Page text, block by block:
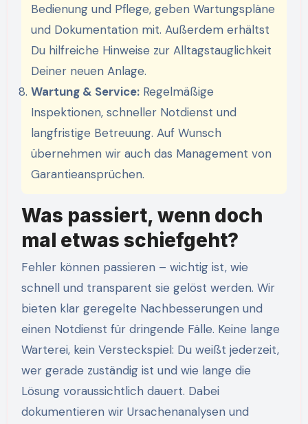
Bedienung und Pflege, geben Wartungspläne
und Dokumentation mit. Außerdem erhältst
Du hilfreiche Hinweise zur Alltagstauglichkeit
Deiner neuen Anlage.
Wartung & Service:Regelmäßige
Inspektionen, schneller Notdienst und
langfristige Betreuung. Auf Wunsch
übernehmen wir auch das Management von
Garantieansprüchen.
Was passiert, wenn doch
mal etwas schiefgeht?
Fehler können passieren – wichtig ist, wie
schnell und transparent sie gelöst werden. Wir
bieten klar geregelte Nachbesserungen und
einen Notdienst für dringende Fälle. Keine lange
Warterei, kein Versteckspiel: Du weißt jederzeit,
wer gerade zuständig ist und wie lange die
Lösung voraussichtlich dauert. Dabei
dokumentieren wir Ursachenanalysen und